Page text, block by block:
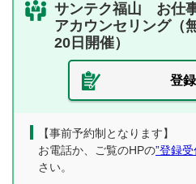
サンテク福山 お仕
アカウンセリング（
20日開催）
登
【事前予約制となります】
お電話か、ご覧のHPの”登録受
さい。